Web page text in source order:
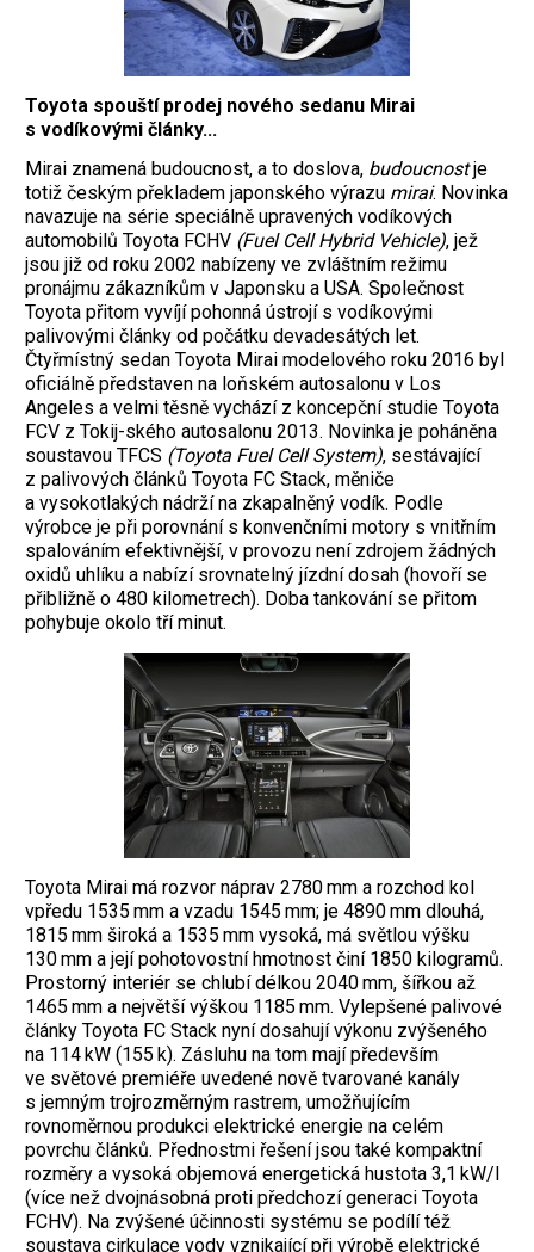
Toyota spouští prodej nového sedanu Mirai
s vodíkovými články...
Mirai znamená budoucnost, a to doslova, budoucnostje
totiž českým překladem japonského výrazu mirai. Novinka
navazuje na série speciálně upravených vodíkových
automobilů Toyota FCHV (Fuel Cell Hybrid Vehicle), jež
jsou již od roku 2002 nabízeny ve zvláštním režimu
pronájmu zákazníkům v Japonsku a USA. Společnost
Toyota přitom vyvíjí pohonná ústrojí s vodíkovými
palivovými články od počátku devadesátých let.
Čtyřmístný sedan Toyota Mirai modelového roku 2016 byl
oficiálně představen na loňském autosalonu v Los
Angeles a velmi těsně vychází z koncepční studie Toyota
FCV z Tokij-ského autosalonu 2013. Novinka je poháněna
soustavou TFCS (Toyota Fuel Cell System), sestávající
z palivových článků Toyota FC Stack, měniče
a vysokotlakých nádrží na zkapalněný vodík. Podle
výrobce je při porovnání s konvenčními motory s vnitřním
spalováním efektivnější, v provozu není zdrojem žádných
oxidů uhlíku a nabízí srovnatelný jízdní dosah (hovoří se
přibližně o 480 kilometrech). Doba tankování se přitom
pohybuje okolo tří minut.
Toyota Mirai má rozvor náprav 2780 mm a rozchod kol
vpředu 1535 mm a vzadu 1545 mm; je 4890 mm dlouhá,
1815 mm široká a 1535 mm vysoká, má světlou výšku
130 mm a její pohotovostní hmotnost činí 1850 kilogramů.
Prostorný interiér se chlubí délkou 2040 mm, šířkou až
1465 mm a největší výškou 1185 mm. Vylepšené palivové
články Toyota FC Stack nyní dosahují výkonu zvýšeného
na 114 kW (155 k). Zásluhu na tom mají především
ve světové premiéře uvedené nově tvarované kanály
s jemným trojrozměrným rastrem, umožňujícím
rovnoměrnou produkci elektrické energie na celém
povrchu článků. Přednostmi řešení jsou také kompaktní
rozměry a vysoká objemová energetická hustota 3,1 kW/l
(více než dvojnásobná proti předchozí generaci Toyota
FCHV). Na zvýšené účinnosti systému se podílí též
soustava cirkulace vody vznikající při výrobě elektrické